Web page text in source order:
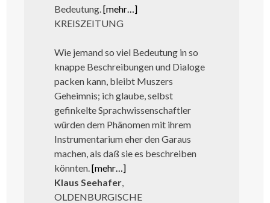
Bedeutung.[mehr…]
KREISZEITUNG
Wie jemand so viel Bedeutung in so
knappe Beschreibungen und Dialoge
packen kann, bleibt Muszers
Geheimnis; ich glaube, selbst
gefinkelte Sprachwissenschaftler
würden dem Phänomen mit ihrem
Instrumentarium eher den Garaus
machen, als daß sie es beschreiben
könnten.[mehr…]
Klaus Seehafer,
OLDENBURGISCHE